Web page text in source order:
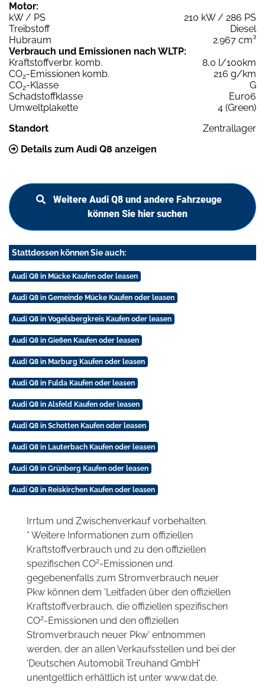
Motor:
kW / PS
210 kW / 286 PS
Treibstoff
Diesel
Hubraum
2.967 cm³
Verbrauch und Emissionen nach WLTP:
Kraftstoffverbr. komb.
8,0 l/100km
CO2-Emissionen komb.
216 g/km
CO2-Klasse
G
Schadstoffklasse
Euro6
Umweltplakette
4 (Green)
Standort
Zentrallager
Details zum Audi Q8 anzeigen
Weitere Audi Q8 und andere Fahrzeuge
können Sie hier suchen
Stattdessen können Sie auch:
Audi Q8 in Mücke Kaufen oder leasen
Audi Q8 in Gemeinde Mücke Kaufen oder leasen
Audi Q8 in Vogelsbergkreis Kaufen oder leasen
Audi Q8 in Gießen Kaufen oder leasen
Audi Q8 in Marburg Kaufen oder leasen
Audi Q8 in Fulda Kaufen oder leasen
Audi Q8 in Alsfeld Kaufen oder leasen
Audi Q8 in Schotten Kaufen oder leasen
Audi Q8 in Lauterbach Kaufen oder leasen
Audi Q8 in Grünberg Kaufen oder leasen
Audi Q8 in Reiskirchen Kaufen oder leasen
Irrtum und Zwischenverkauf vorbehalten.
* Weitere Informationen zum offiziellen
Kraftstoffverbrauch und zu den offiziellen
spezifischen CO2-Emissionen und
gegebenenfalls zum Stromverbrauch neuer
Pkw können dem 'Leitfaden über den offiziellen
Kraftstoffverbrauch, die offiziellen spezifischen
CO2-Emissionen und den offiziellen
Stromverbrauch neuer Pkw' entnommen
werden, der an allen Verkaufsstellen und bei der
'Deutschen Automobil Treuhand GmbH'
unentgeltlich erhältlich ist unter www.dat.de.